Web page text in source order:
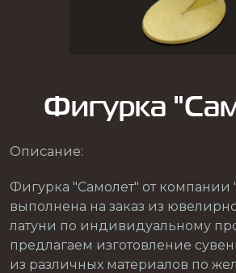
Фигурка
Описание:
Фигурка "Самолет" от компании
выполнена на заказ из
латуни по индивидуальному
предлагаем изготовление
из различных материалов по